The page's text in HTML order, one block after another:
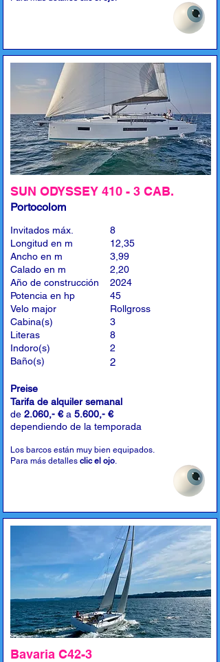
SUN ODYSSEY 410 - 3 CAB.
Portocolom
Invitados máx.
Longitud en m
Ancho en m
Calado en m
Año de construcción
Potencia en hp
Velo major
Cabina(s)
Literas
Indoro(s)
Baño(s)
8
12,35
3,99
2,20
2024
45
Rollgross
3
8
2
2
Preise
Tarifa de alquiler semanal
de 2.060,- €a 5.600,- €
dependiendo de la temporada
Los barcos están muy bien equipados.
Para más detalles clic el ojo.
Bavaria C42-3